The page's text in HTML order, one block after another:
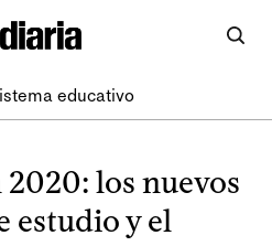
educativo
los nuevos
estudio y el